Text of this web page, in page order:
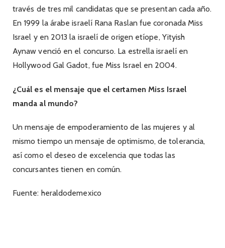
través de tres mil candidatas que se presentan cada año.
En 1999 la árabe israelí Rana Raslan fue coronada Miss
Israel y en 2013 la israelí de origen etíope, Yityish
Aynaw venció en el concurso. La estrella israelí en
Hollywood Gal Gadot, fue Miss Israel en 2004.
¿Cuál es el mensaje que el certamen Miss Israel
manda al mundo?
Un mensaje de empoderamiento de las mujeres y al
mismo tiempo un mensaje de optimismo, de tolerancia,
así como el deseo de excelencia que todas las
concursantes tienen en común.
Fuente: heraldodemexico